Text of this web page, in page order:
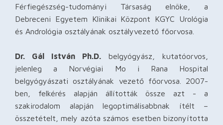
Férfiegészség-tudományi Társaság elnöke, a
Debreceni Egyetem Klinikai Központ KGYC Urológia
és Andrológia osztályának osztályvezető főorvosa.
Dr. Gál István Ph.D.
belgyógyász, kutatóorvos,
jelenleg a Norvégiai Mo i Rana Hospital
belgyógyászati osztályának vezető főorvosa. 2007-
ben, felkérés alapján állították össze azt - a
szakirodalom alapján legoptimálisabbnak ítélt –
összetételt, mely azóta számos esetben bizonyította